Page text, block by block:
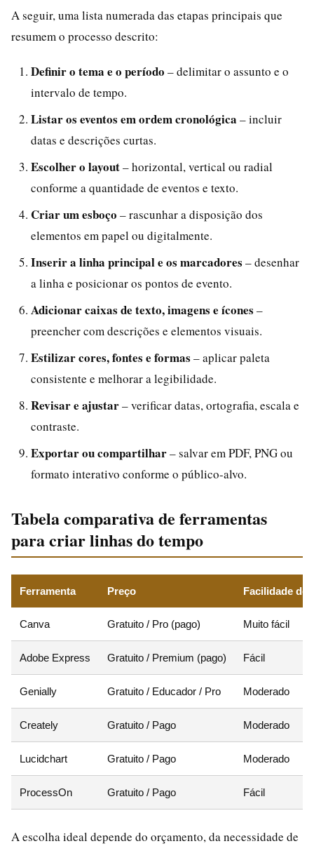
A seguir, uma lista numerada das etapas principais que
resumem o processo descrito:
Definir o tema e o período – delimitar o assunto e o
intervalo de tempo.
Listar os eventos em ordem cronológica – incluir
datas e descrições curtas.
Escolher o layout– horizontal, vertical ou radial
conforme a quantidade de eventos e texto.
Criar um esboço – rascunhar a disposição dos
elementos em papel ou digitalmente.
Inserir a linha principal e os marcadores – desenhar
a linha e posicionar os pontos de evento.
Adicionar caixas de texto, imagens e ícones –
preencher com descrições e elementos visuais.
Estilizar cores, fontes e formas – aplicar paleta
consistente e melhorar a legibilidade.
Revisar e ajustar– verificar datas, ortografia, escala e
contraste.
Exportar ou compartilhar– salvar em PDF, PNG ou
formato interativo conforme o público-alvo.
Tabela comparativa de ferramentas
para criar linhas do tempo
Ferramenta Preço Facilidade de
Canva Gratuito / Pro (pago) Muito fácil
Adobe Express Gratuito / Premium (pago) Fácil
Genially Gratuito / Educador / Pro Moderado
Creately Gratuito / Pago Moderado
Lucidchart Gratuito / Pago Moderado
ProcessOn Gratuito / Pago Fácil
A escolha ideal depende do orçamento, da necessidade de